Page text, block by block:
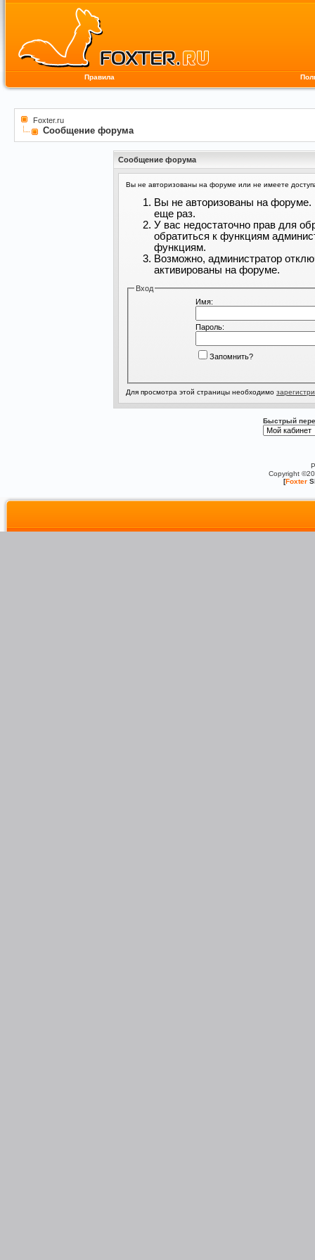
Правила
Foxter.ru
Сообщение форума
Сообщение форума
Вы не авторизованы на форуме или не имеете
Вы не авторизованы на форуме.
еще раз.
У вас недостаточно прав для
обратиться к функциям
функциям.
Возможно, администратор
активированы на форуме.
Вход
Имя:
Пароль:
Запомнить?
Для просмотра этой страницы необходимо
Быстрый
Copyright
[Foxter